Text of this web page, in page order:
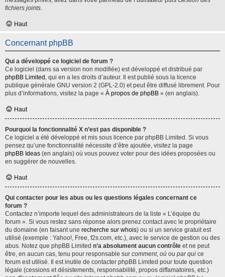
fichiers joints.
Haut
Concernant phpBB
Qui a développé ce logiciel de forum ?
Ce logiciel (dans sa version non modifiée) est développé et distribué par
phpBB Limited , qui en a les droits d’auteur. Il est publié sous la licence
publique générale GNU version 2 (GPL-2.0) et peut être diffusé librement. Pour
plus d’informations, visitez la page « À propos de phpBB » (en anglais).
Haut
Pourquoi la fonctionnalité X n’est pas disponible ?
Ce logiciel a été développé et mis sous licence par phpBB Limited. Si vous
pensez qu’une fonctionnalité nécessite d’être ajoutée, visitez la page
phpBB Ideas (en anglais) où vous pouvez voter pour des idées proposées ou
en suggérer de nouvelles.
Haut
Qui contacter pour les abus ou les questions légales concernant ce
forum ?
Contactez n’importe lequel des administrateurs de la liste « L’équipe du
forum ». Si vous restez sans réponse alors prenez contact avec le propriétaire
du domaine (en faisant une recherche sur whois) ou si un service gratuit est
utilisé (exemple : Yahoo!, Free, f2s.com, etc.), avec le service de gestion ou des
abus. Notez que phpBB Limited n’a absolument aucun contrôle et ne peut
être, en aucun cas, tenu pour responsable sur comment, où ou par qui ce
forum est utilisé. Il est inutile de contacter phpBB Limited pour toute question
légale (cessions et désistements, responsabilité, propos diffamatoires, etc.)